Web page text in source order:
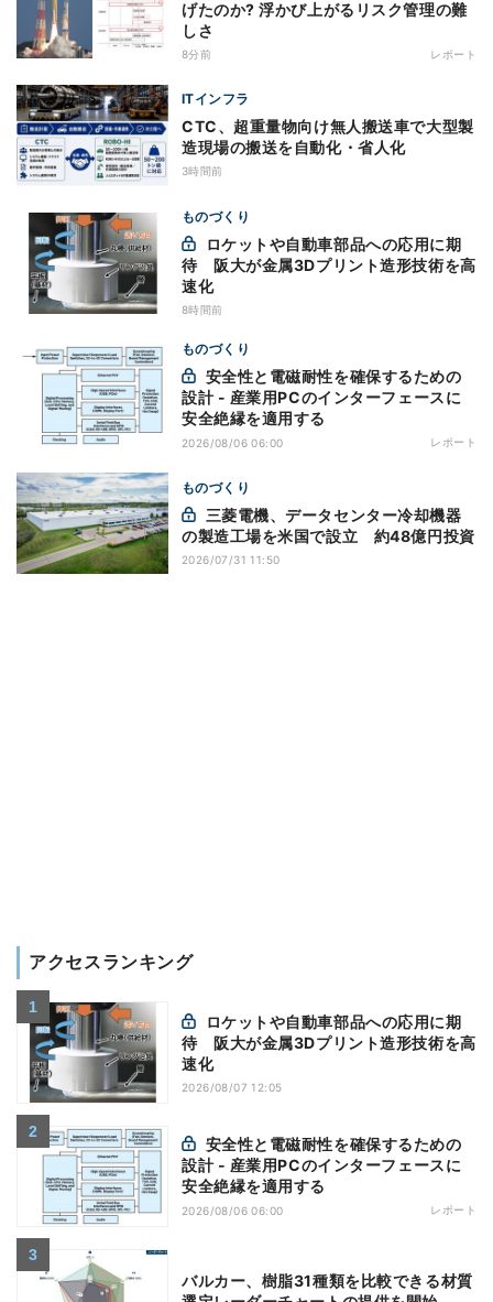
げたのか? 浮かび上がるリスク管理の難
しさ
8分前 レポート
ITインフラ
CTC、超重量物向け無人搬送車で大型製
造現場の搬送を自動化・省人化
3時間前
ものづくり
待 阪大が金属3Dプリント造形技術を高
速化
8時間前
ものづくり
設計 - 産業用PCのインターフェースに
安全絶縁を適用する
2026/08/06 06:00 レポート
ものづくり
の製造工場を米国で設立 約48億円投資
2026/07/31 11:50
アクセスランキング
待 阪大が金属3Dプリント造形技術を高
速化
2026/08/07 12:05
設計 - 産業用PCのインターフェースに
安全絶縁を適用する
2026/08/06 06:00 レポート
バルカー、樹脂31種類を比較できる材質